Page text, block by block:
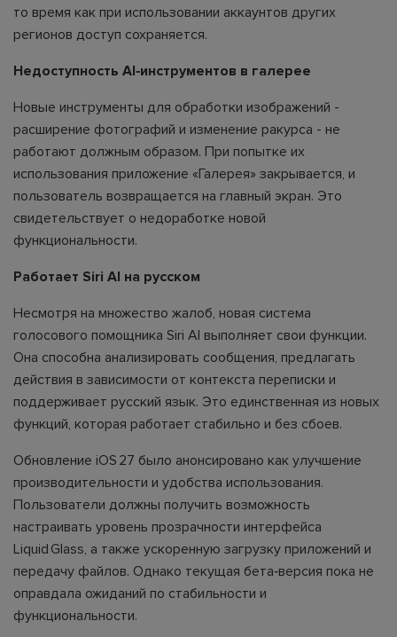
то время как при использовании аккаунтов других
регионов доступ сохраняется.
Недоступность AI‑инструментов в галерее
Новые инструменты для обработки изображений -
расширение фотографий и изменение ракурса - не
работают должным образом. При попытке их
использования приложение «Галерея» закрывается, и
пользователь возвращается на главный экран. Это
свидетельствует о недоработке новой
функциональности.
Работает Siri AI на русском
Несмотря на множество жалоб, новая система
голосового помощника Siri AI выполняет свои функции.
Она способна анализировать сообщения, предлагать
действия в зависимости от контекста переписки и
поддерживает русский язык. Это единственная из новых
функций, которая работает стабильно и без сбоев.
Обновление iOS 27 было анонсировано как улучшение
производительности и удобства использования.
Пользователи должны получить возможность
настраивать уровень прозрачности интерфейса
Liquid Glass, а также ускоренную загрузку приложений и
передачу файлов. Однако текущая бета‑версия пока не
оправдала ожиданий по стабильности и
функциональности.